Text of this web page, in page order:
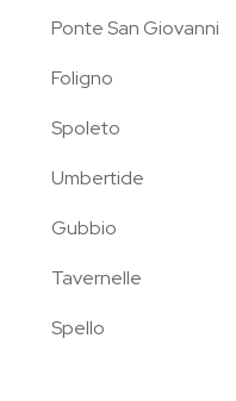
Ponte San Giovanni
Foligno
Spoleto
Umbertide
Gubbio
Tavernelle
Spello